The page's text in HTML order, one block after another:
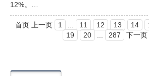
12%。…
首页 上一页 1 11 12 13 14
19
20 287 下一